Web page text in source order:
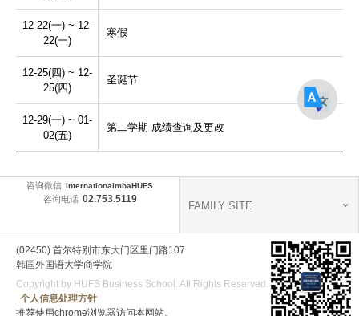
12-22(一) ~ 12-
22(一)
寒假
12-25(四) ~ 12-
25(四)
圣诞节
12-29(一) ~ 01-
02(五)
第二学期 成绩查询及更改
咨询微信 InternationalmbaHUFS
咨询电话 02.753.5119
FAMILY SITE
(02450) 首尔特别市东大门区里门路107
韩国外国语大学商学院
Copyright by HUFS Business School. All Rights Reserved.
个人信息处理方针
推荐使用chrome浏览器访问本网站。